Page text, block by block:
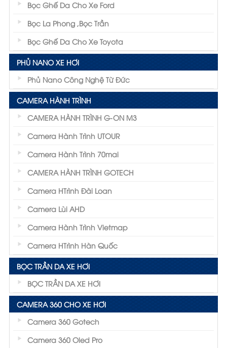
Bọc Ghế Da Cho Xe Ford
Bọc La Phong ,Bọc Trần
Bọc Ghế Da Cho Xe Toyota
PHỦ NANO XE HƠI
Phủ Nano Công Nghệ Từ Đức
CAMERA HÀNH TRÌNH
CAMERA HÀNH TRÌNH G-ON M3
Camera Hành Trình UTOUR
Camera Hành Trình 70mai
CAMERA HÀNH TRÌNH GOTECH
Camera HTrình Đài Loan
Camera Lùi AHD
Camera Hành Trình Vietmap
Camera HTrình Hàn Quốc
BỌC TRẦN DA XE HƠI
BỌC TRẦN DA XE HƠI
CAMERA 360 CHO XE HƠI
Camera 360 Gotech
Camera 360 Oled Pro